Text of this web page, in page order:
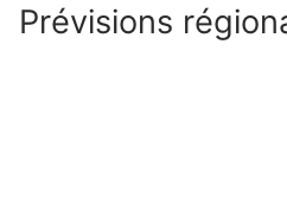
Prévisions